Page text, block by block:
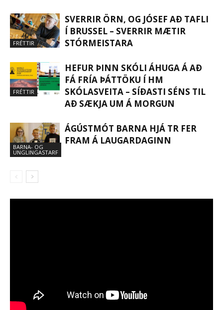
FRÉTTIR
SVERRIR ÖRN, OG JÓSEF AÐ TAFLI
Í BRUSSEL – SVERRIR MÆTIR
STÓRMEISTARA
FRÉTTIR
HEFUR ÞINN SKÓLI ÁHUGA Á AÐ
FÁ FRÍA ÞÁTTÖKU Í HM
SKÓLASVEITA – SÍÐASTI SÉNS TIL
AÐ SÆKJA UM Á MORGUN
BARNA- OG
UNGLINGASTARF
ÁGÚSTMÓT BARNA HJÁ TR FER
FRAM Á LAUGARDAGINN